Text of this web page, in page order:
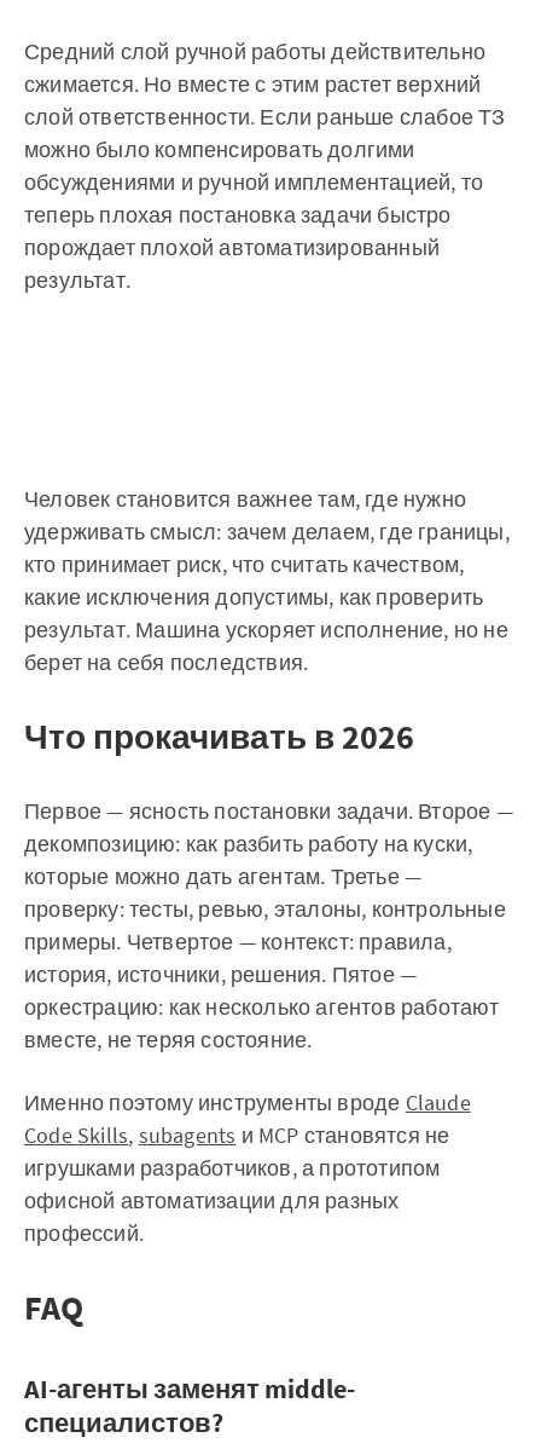
Средний слой ручной работы действительно
сжимается. Но вместе с этим растет верхний
слой ответственности. Если раньше слабое ТЗ
можно было компенсировать долгими
обсуждениями и ручной имплементацией, то
теперь плохая постановка задачи быстро
порождает плохой автоматизированный
результат.
Человек становится важнее там, где нужно
удерживать смысл: зачем делаем, где границы,
кто принимает риск, что считать качеством,
какие исключения допустимы, как проверить
результат. Машина ускоряет исполнение, но не
берет на себя последствия.
Что прокачивать в 2026
Первое — ясность постановки задачи. Второе —
декомпозицию: как разбить работу на куски,
которые можно дать агентам. Третье —
проверку: тесты, ревью, эталоны, контрольные
примеры. Четвертое — контекст: правила,
история, источники, решения. Пятое —
оркестрацию: как несколько агентов работают
вместе, не теряя состояние.
Именно поэтому инструменты вроде Claude
Code Skills, subagents и MCP становятся не
игрушками разработчиков, а прототипом
офисной автоматизации для разных
профессий.
FAQ
AI-агенты заменят middle-
специалистов?